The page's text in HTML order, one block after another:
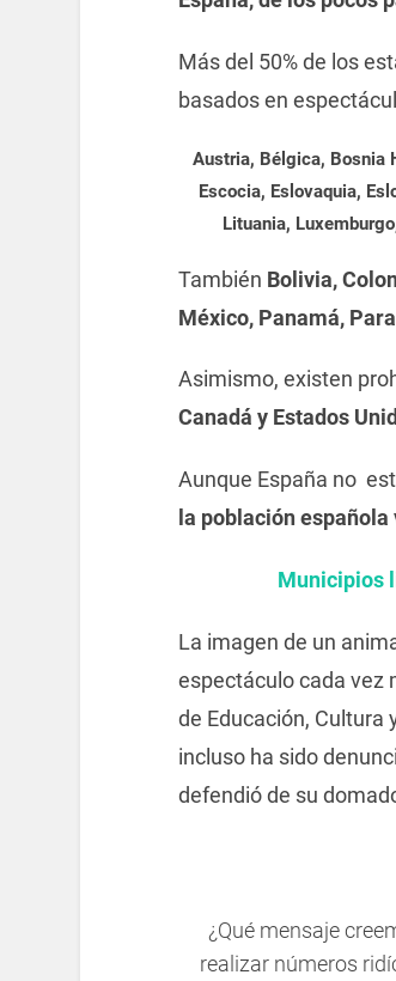
Más del 50% de los
basados en
Austria, Bélgica, Bosnia
Escocia, Eslovaquia,
Lituania,
También Bolivia,
México, Panamá,
Asimismo, existen
Canadá y Estados
Aunque España no
la población
Municipios
La imagen de un
espectáculo cada vez
de Educación, Cultura
incluso ha sido
defendió de su
¿Qué mensaje
realizar números